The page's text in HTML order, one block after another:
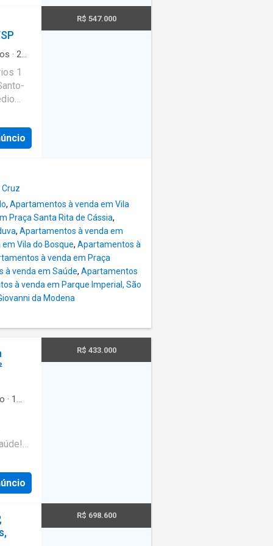
m do
uma
no
· 2
1
no
e
e
R$ 547.000
, Apartamentos à venda em Vila
Praça Santa Rita de Cássia,
, Apartamentos à venda em
Vila do Bosque, Apartamentos à
à venda em Praça
à venda em Saúde, Apartamentos
à venda em Parque Imperial, São
da Modena
· 1
e
ele
R$ 433.000
R$ 698.600